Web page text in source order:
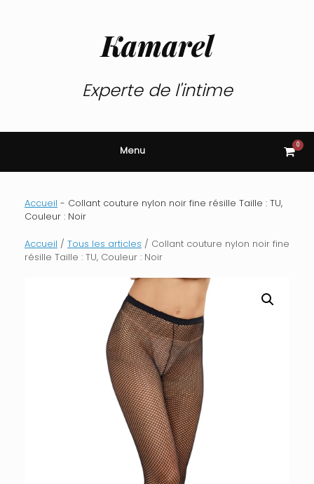
Kamarel
Experte de l'intime
Menu View
cart
0
Accueil - Collant couture nylon noir fine résille Taille : TU,
Couleur : Noir
Accueil / Tous les articles / Collant couture nylon noir fine
résille Taille : TU, Couleur : Noir